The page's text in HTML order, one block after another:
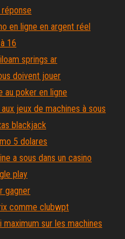
en ligne en argent réel
16
springs ar
doivent jouer
au poker en ligne
jeux de machines à sous
blackjack
5 dolares
a sous dans un casino
play
gagner
comme clubwpt
sur les machines